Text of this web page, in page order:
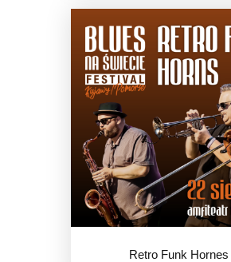
Retro Funk Hornes